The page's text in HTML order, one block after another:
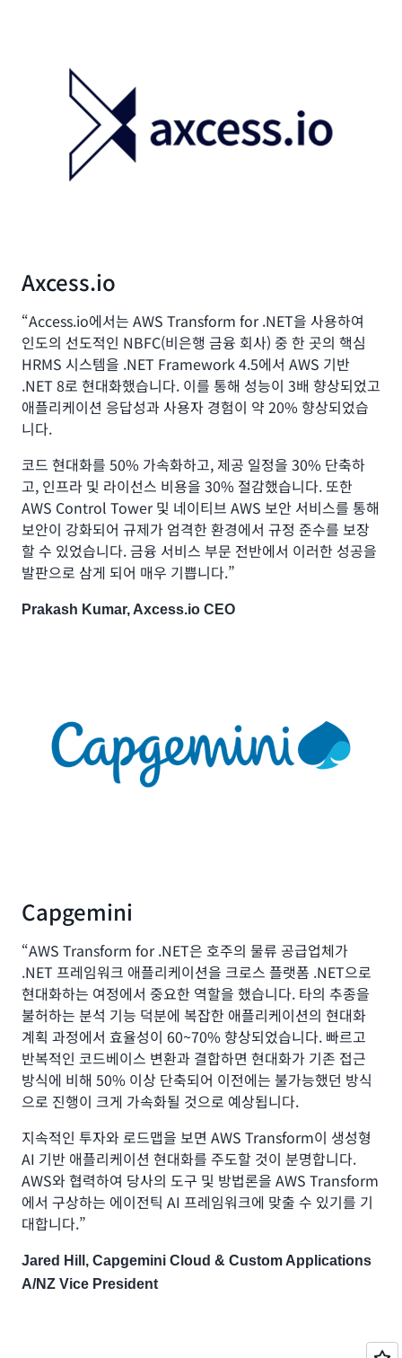
Axcess.io
“Access.io에서는 AWS Transform for .NET을 사용하여
인도의 선도적인 NBFC(비은행 금융 회사) 중 한 곳의 핵심
HRMS 시스템을 .NET Framework 4.5에서 AWS 기반
.NET 8로 현대화했습니다. 이를 통해 성능이 3배 향상되었고
애플리케이션 응답성과 사용자 경험이 약 20% 향상되었습
니다.
코드 현대화를 50% 가속화하고, 제공 일정을 30% 단축하
고, 인프라 및 라이선스 비용을 30% 절감했습니다. 또한
AWS Control Tower 및 네이티브 AWS 보안 서비스를 통해
보안이 강화되어 규제가 엄격한 환경에서 규정 준수를 보장
할 수 있었습니다. 금융 서비스 부문 전반에서 이러한 성공을
발판으로 삼게 되어 매우 기쁩니다.”
Prakash Kumar, Axcess.io CEO
Capgemini
“AWS Transform for .NET은 호주의 물류 공급업체가
.NET 프레임워크 애플리케이션을 크로스 플랫폼 .NET으로
현대화하는 여정에서 중요한 역할을 했습니다. 타의 추종을
불허하는 분석 기능 덕분에 복잡한 애플리케이션의 현대화
계획 과정에서 효율성이 60~70% 향상되었습니다. 빠르고
반복적인 코드베이스 변환과 결합하면 현대화가 기존 접근
방식에 비해 50% 이상 단축되어 이전에는 불가능했던 방식
으로 진행이 크게 가속화될 것으로 예상됩니다.
지속적인 투자와 로드맵을 보면 AWS Transform이 생성형
AI 기반 애플리케이션 현대화를 주도할 것이 분명합니다.
AWS와 협력하여 당사의 도구 및 방법론을 AWS Transform
에서 구상하는 에이전틱 AI 프레임워크에 맞출 수 있기를 기
대합니다.”
Jared Hill, Capgemini Cloud & Custom Applications
A/NZ Vice President